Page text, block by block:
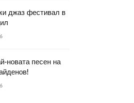
джаз фестивал в
новата песен на